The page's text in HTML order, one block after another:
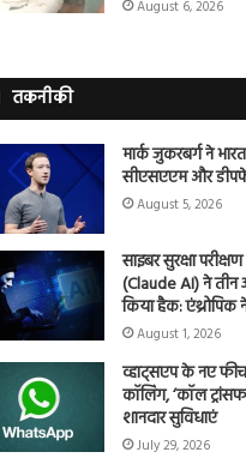
August 6, 2026
तकनीकी
मार्क जुकरबर्ग ने
सीएसएएम और
August 5, 2026
साइबर सुरक्षा
(Claude AI) ने
किया हैक: एंथ्रोपिक
August 1, 2026
व्हाट्सएप के नए
कॉलिंग, ‘कॉल
शानदार सुविधाएं
July 29, 2026